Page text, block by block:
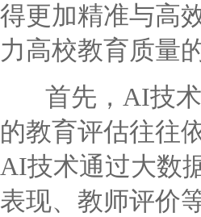
得更加精准与高
力高校教育质量
首先，AI技术
的教育评估往往
AI技术通过大数
表现、教师评价